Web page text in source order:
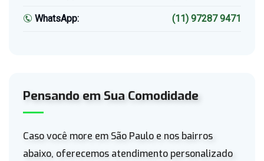
WhatsApp: (11) 97287 9471
Pensando em Sua Comodidade
Caso você more em São Paulo e nos bairros
abaixo, oferecemos atendimento personalizado